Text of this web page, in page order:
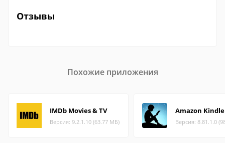
Отзывы
Похожие приложения
IMDb Movies & TV
Версия: 9.2.1.10 (63.77 МБ)
Amazon Kindle
Версия: 8.81.1.0